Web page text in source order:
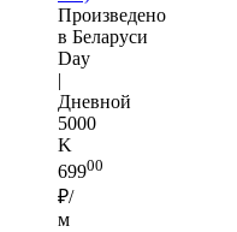
Произведено
в Беларуси
Day
|
Дневной
5000
K
69900
₽/
м